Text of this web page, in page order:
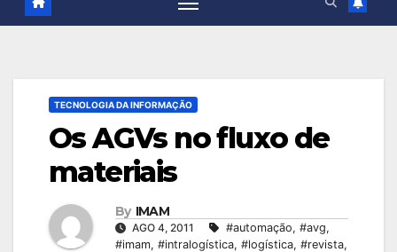
TECNOLOGIA DA INFORMAÇÃO
Os AGVs no fluxo de
materiais
By IMAM
AGO 4, 2011 #automação, #avg,
#imam, #intralogística, #logística, #revista,